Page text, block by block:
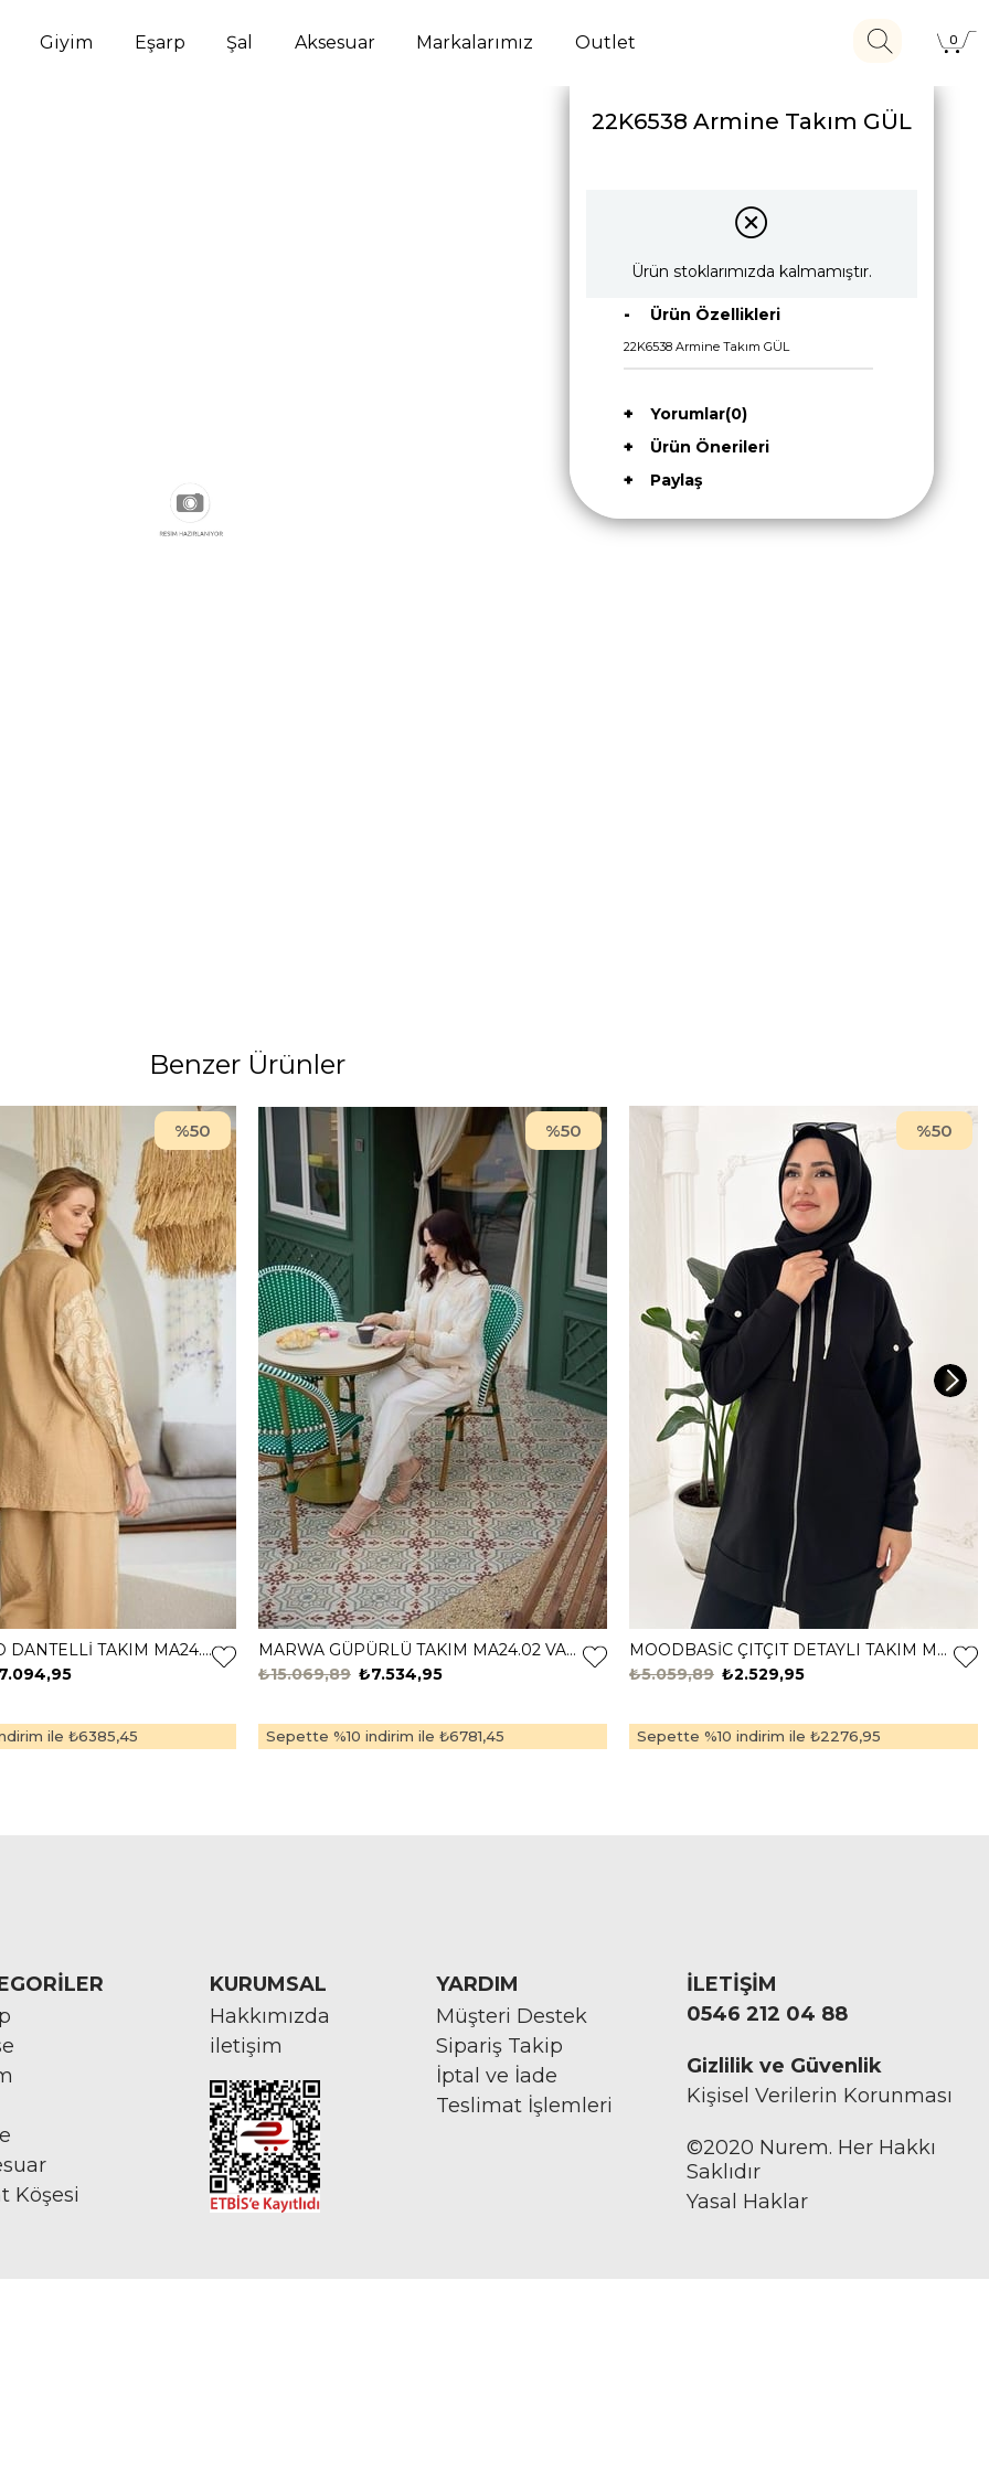
Giyim Eşarp Şal Aksesuar Markalarımız Outlet 0
22K6538 Armine Takım GÜL
Ürün stoklarımızda kalmamıştır.
Ürün Özellikleri
22K6538 Armine Takım GÜL
Yorumlar(0)
Ürün Önerileri
Paylaş
Benzer Ürünler
MARWA GOLD DANTELLİ TAKIM MA24.22 Latte
ile ₺6385,45
%50
MARWA GÜPÜRLÜ TAKIM MA24.02 VANİLYA
₺7.534,95
₺15.069,89
Sepette %10 indirim ile ₺6781,45
%50
MOODBASİC ÇITÇIT DETAYLI TAKIM MM24.0239 Siyah
₺2.529,95
₺5.059,89
Sepette %10 indirim ile ₺2276,95
%50
İLETİŞİM
0546 212 04 88
Gizlilik ve Güvenlik
Kişisel Verilerin Korunması
©2020 Nurem. Her Hakkı
Saklıdır
Yasal Haklar
Köşesi
KURUMSAL
Hakkımızda
iletişim
YARDIM
Müşteri Destek
Sipariş Takip
İptal ve İade
Teslimat İşlemleri